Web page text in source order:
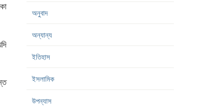
অনুবাদ
অন্যান্য
ইতিহাস
ইসলামিক
উপন্যাস